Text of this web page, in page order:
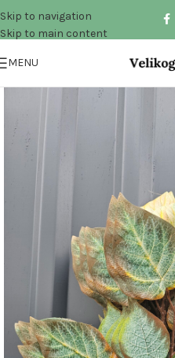
Skip to navigation
Skip to main content
MENU